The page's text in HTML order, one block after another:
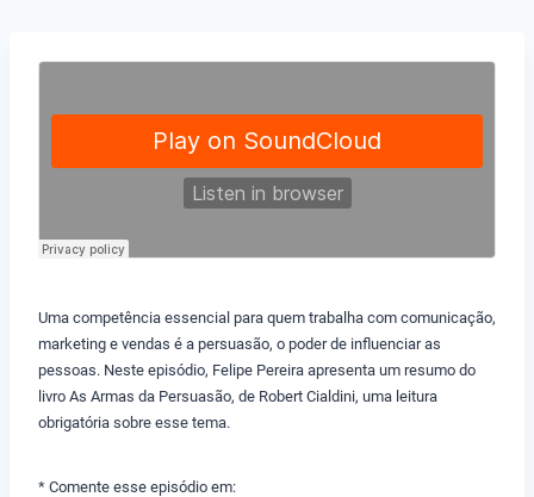
Uma competência essencial para quem trabalha com comunicação,
marketing e vendas é a persuasão, o poder de influenciar as
pessoas. Neste episódio, Felipe Pereira apresenta um resumo do
livro As Armas da Persuasão, de Robert Cialdini, uma leitura
obrigatória sobre esse tema.
* Comente esse episódio em: